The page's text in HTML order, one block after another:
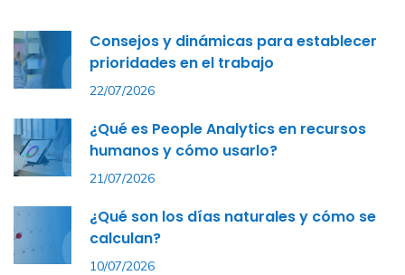
Consejos y dinámicas para establecer
prioridades en el trabajo
22/07/2026
¿Qué es People Analytics en recursos
humanos y cómo usarlo?
21/07/2026
¿Qué son los días naturales y cómo se
calculan?
10/07/2026